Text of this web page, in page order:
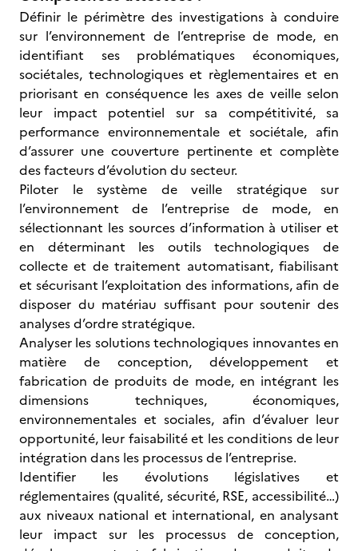
Définir le périmètre des investigations à conduire
sur l’environnement de l’entreprise de mode, en
identifiant ses problématiques économiques,
sociétales, technologiques et règlementaires et en
priorisant en conséquence les axes de veille selon
leur impact potentiel sur sa compétitivité, sa
performance environnementale et sociétale, afin
d’assurer une couverture pertinente et complète
des facteurs d’évolution du secteur.
Piloter le système de veille stratégique sur
l’environnement de l’entreprise de mode, en
sélectionnant les sources d’information à utiliser et
en déterminant les outils technologiques de
collecte et de traitement automatisant, fiabilisant
et sécurisant l’exploitation des informations, afin de
disposer du matériau suffisant pour soutenir des
analyses d’ordre stratégique.
Analyser les solutions technologiques innovantes en
matière de conception, développement et
fabrication de produits de mode, en intégrant les
dimensions techniques, économiques,
environnementales et sociales, afin d’évaluer leur
opportunité, leur faisabilité et les conditions de leur
intégration dans les processus de l’entreprise.
Identifier les évolutions législatives et
réglementaires (qualité, sécurité, RSE, accessibilité…)
aux niveaux national et international, en analysant
leur impact sur les processus de conception,